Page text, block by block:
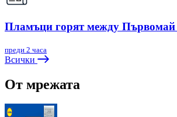
Пламъци горят между Първомай
преди 2 часа
Всички
От мрежата